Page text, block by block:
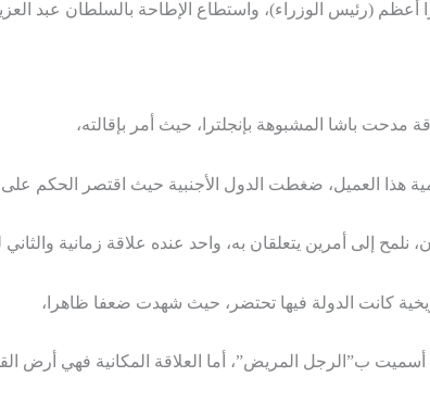
(رئيس الوزراء)، واستطاع الإطاحة بالسلطان عبد
مدحت باشا المشبوهة بإنجلترا، حيث أمر بإقالته،
هذا العميل، ضغطت الدول الأجنبية حيث اقتصر الحكم
إلى أمرين يتعلقان به، واحد عنده علاقة زمانية والثاني
كانت الدولة فيها تحتضر، حيث شهدت ضعفا ظاهرا،
أسميت ب”الرجل المريض”، أما العلاقة المكانية فهي أرض